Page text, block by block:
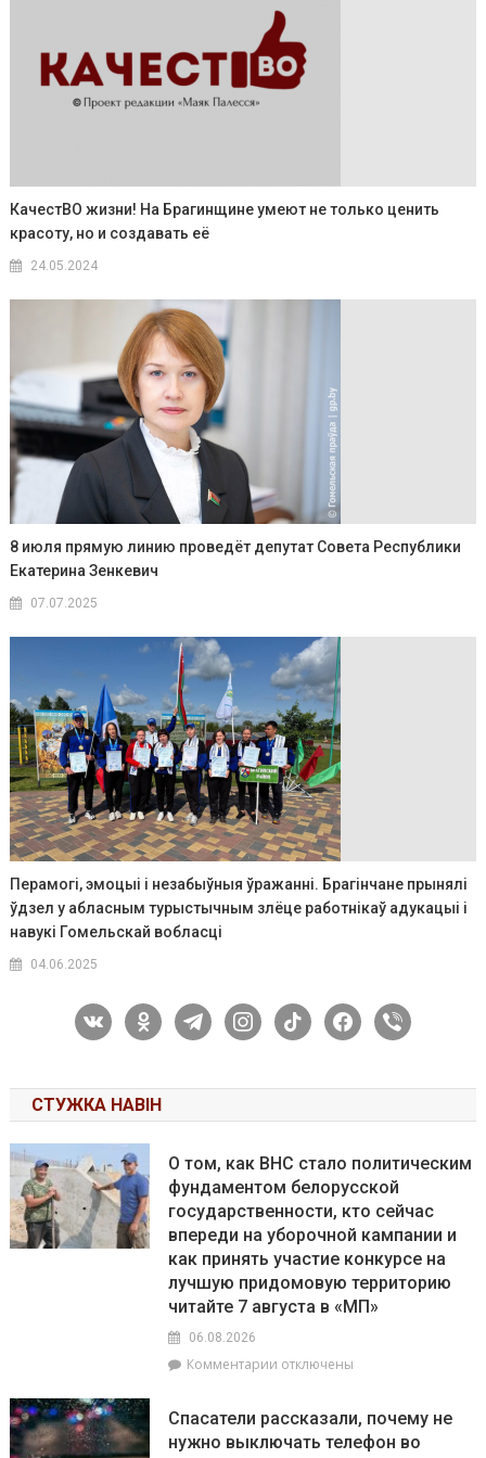
КачестВО жизни! На Брагинщине умеют не только ценить
красоту, но и создавать её
24.05.2024
8 июля прямую линию проведёт депутат Совета Республики
Екатерина Зенкевич
07.07.2025
Перамогі, эмоцыі і незабыўныя ўражанні. Брагінчане прынялі
ўдзел у абласным турыстычным злёце работнікаў адукацыі і
навукі Гомельскай вобласці
04.06.2025
vkontakteodnoklassniki
telegraminstagram
tiktok facebook
viber
СТУЖКА НАВІН
О том, как ВНС стало политическим
фундаментом белорусской
государственности, кто сейчас
впереди на уборочной кампании и
как принять участие конкурсе на
лучшую придомовую территорию
читайте 7 августа в «МП»
06.08.2026
Комментарии к
том,
как
отключены
Спасатели рассказали, почему не
нужно выключать телефон во